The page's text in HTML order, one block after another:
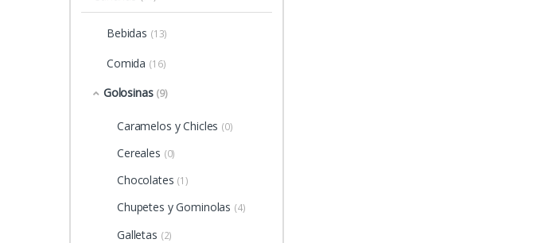
Bebidas (13)
Comida (16)
Golosinas (9)
Caramelos y Chicles (0)
Cereales (0)
Chocolates (1)
Chupetes y Gominolas (4)
Galletas (2)